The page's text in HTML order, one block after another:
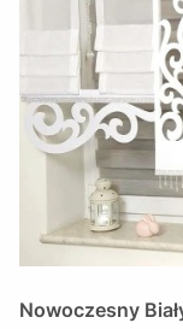
Nowoczesny